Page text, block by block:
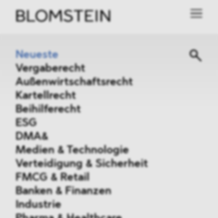
Neueste
Vergaberecht
Außenwirtschaftsrecht
Kartellrecht
Beihilferecht
ESG
DMA&
Medien & Technologie
Verteidigung & Sicherheit
FMCG & Retail
Banken & Finanzen
Industrie